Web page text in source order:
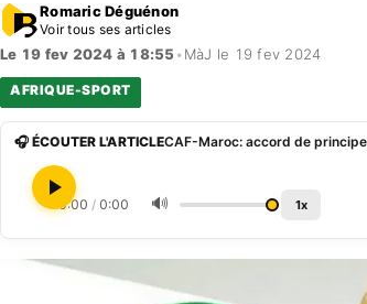
Romaric Déguénon
Voir tous ses articles
Le 19 fev 2024 à 18:55 • MàJ le 19 fev 2024
AFRIQUE-SPORT
🎧 ÉCOUTER L'ARTICLECAF-Maroc: accord de
0:00 / 0:00 🔊 1x